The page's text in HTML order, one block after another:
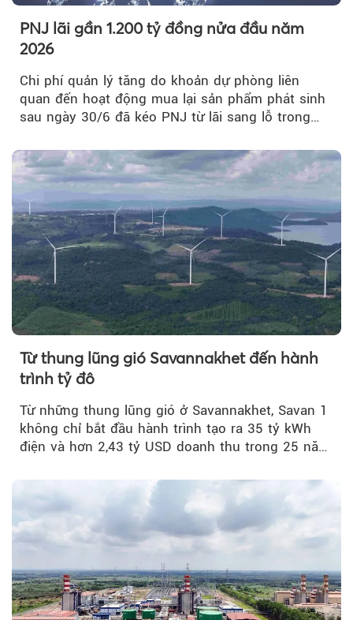
PNJ lãi gần 1.200 tỷ đồng nửa đầu năm
2026
Chi phí quản lý tăng do khoản dự phòng liên
quan đến hoạt động mua lại sản phẩm phát sinh
sau ngày 30/6 đã kéo PNJ từ lãi sang lỗ trong
Từ thung lũng gió Savannakhet đến hành
trình tỷ đô
Từ những thung lũng gió ở Savannakhet, Savan 1
không chỉ bắt đầu hành trình tạo ra 35 tỷ kWh
điện và hơn 2,43 tỷ USD doanh thu trong 25 năm